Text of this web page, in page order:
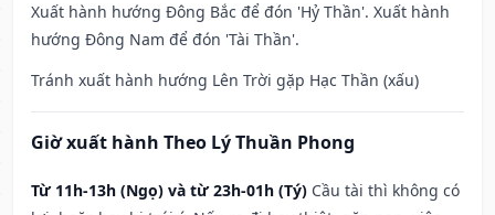
Xuất hành hướng Đông Bắc để đón 'Hỷ Thần'. Xuất hành
hướng Đông Nam để đón 'Tài Thần'.
Tránh xuất hành hướng Lên Trời gặp Hạc Thần (xấu)
Giờ xuất hành Theo Lý Thuần Phong
Từ 11h-13h (Ngọ) và từ 23h-01h (Tý) Cầu tài thì không có